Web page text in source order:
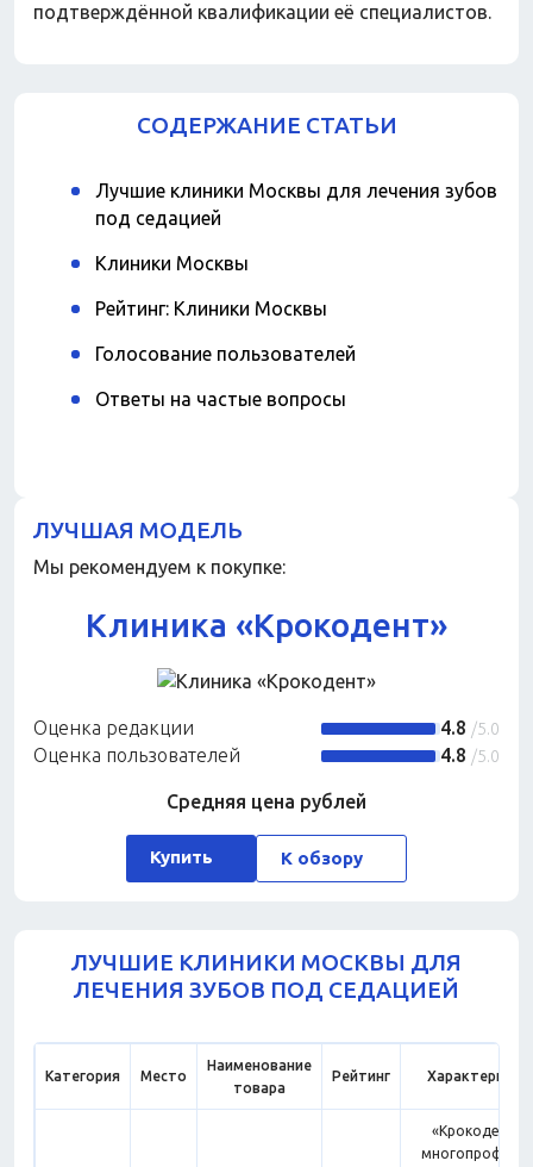
подтверждённой квалификации её специалистов.
СОДЕРЖАНИЕ СТАТЬИ
Лучшие клиники Москвы для лечения зубов
под седацией
Клиники Москвы
Рейтинг: Клиники Москвы
Голосование пользователей
Ответы на частые вопросы
ЛУЧШАЯ МОДЕЛЬ
Мы рекомендуем к покупке:
Клиника «Крокодент»
Оценка редакции 4.8 /5.0
Оценка пользователей 4.8 /5.0
Средняя цена рублей
Купить К обзору
ЛУЧШИЕ КЛИНИКИ МОСКВЫ ДЛЯ
ЛЕЧЕНИЯ ЗУБОВ ПОД СЕДАЦИЕЙ
Категория Место
Наименование
товара
Рейтинг
«Крокодент»